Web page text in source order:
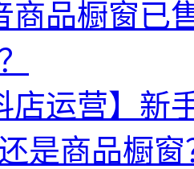
商品橱窗已
店运营】新
是商品橱窗